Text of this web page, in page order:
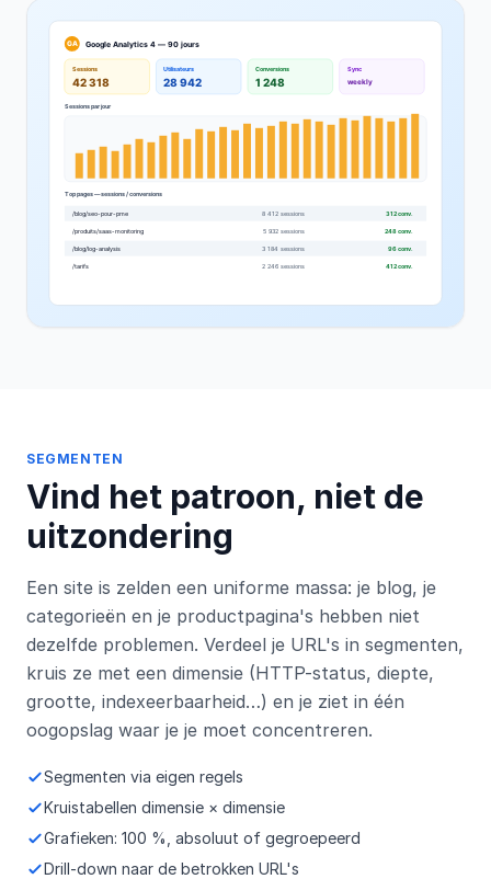
SEGMENTEN
Vind het patroon, niet de
uitzondering
Een site is zelden een uniforme massa: je blog, je
categorieën en je productpagina's hebben niet
dezelfde problemen. Verdeel je URL's in segmenten,
kruis ze met een dimensie (HTTP-status, diepte,
grootte, indexeerbaarheid…) en je ziet in één
oogopslag waar je je moet concentreren.
Segmenten via eigen regels
Kruistabellen dimensie × dimensie
Grafieken: 100 %, absoluut of gegroepeerd
Drill-down naar de betrokken URL's